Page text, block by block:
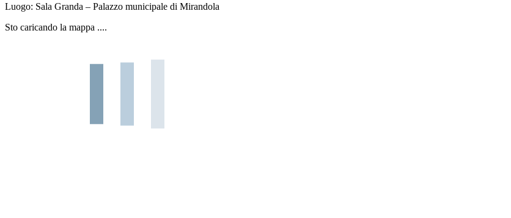
Luogo: Sala Granda – Palazzo municipale di Mirandola
Sto caricando la mappa ....